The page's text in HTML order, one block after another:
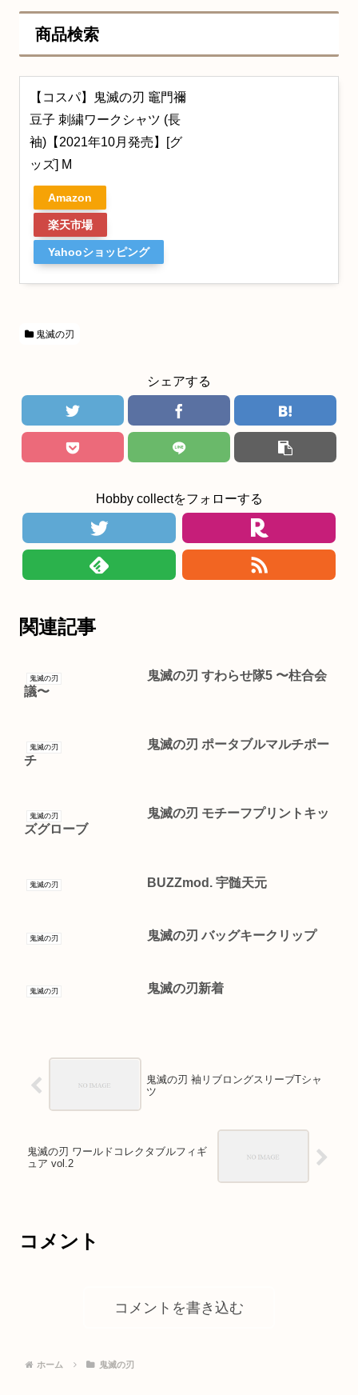
商品検索
【コスパ】鬼滅の刃 竈門禰
豆子 刺繍ワークシャツ (長
袖)【2021年10月発売】[グ
ッズ] M
Amazon
楽天市場
Yahooショッピング
鬼滅の刃
シェアする
Hobby collectをフォローする
関連記事
鬼滅の刃
鬼滅の刃 すわらせ隊5 〜柱合会
議〜
鬼滅の刃
鬼滅の刃 ポータブルマルチポー
チ
鬼滅の刃
鬼滅の刃 モチーフプリントキッ
ズグローブ
鬼滅の刃 BUZZmod. 宇髄天元
鬼滅の刃 鬼滅の刃 バッグキークリップ
鬼滅の刃 鬼滅の刃新着
鬼滅の刃 袖リブロングスリーブTシャ
ツ
鬼滅の刃 ワールドコレクタブルフィギ
ュア vol.2
コメント
コメントを書き込む
ホーム 鬼滅の刃